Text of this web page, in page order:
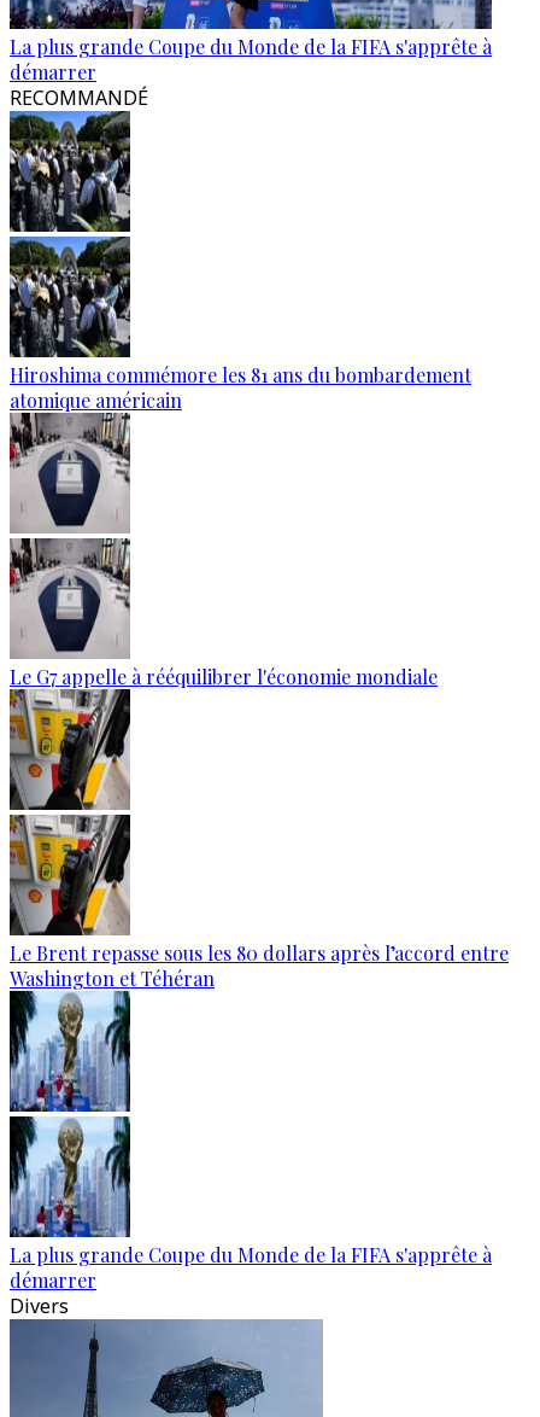
La plus grande Coupe du Monde de la FIFA s'apprête à
démarrer
RECOMMANDÉ
Hiroshima commémore les 81 ans du bombardement
atomique américain
Le G7 appelle à rééquilibrer l'économie mondiale
Le Brent repasse sous les 80 dollars après l’accord entre
Washington et Téhéran
La plus grande Coupe du Monde de la FIFA s'apprête à
démarrer
Divers